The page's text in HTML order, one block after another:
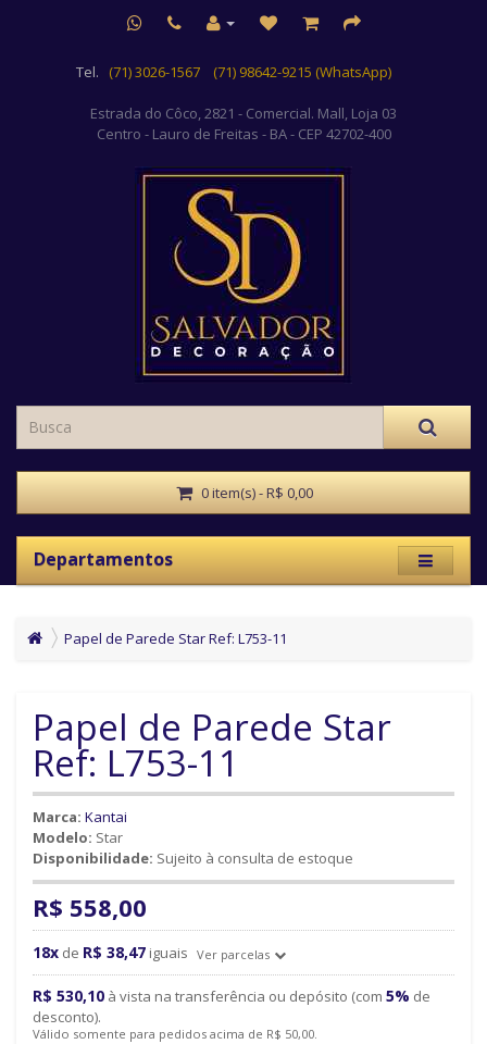
Tel. (71) 3026-1567 (71) 98642-9215 (WhatsApp)
Estrada do Côco, 2821 - Comercial. Mall, Loja 03
Centro - Lauro de Freitas - BA - CEP 42702-400
0 item(s) - R$ 0,00
Departamentos
Papel de Parede Star Ref: L753-11
Papel de Parede Star
Ref: L753-11
Marca: Kantai
Modelo: Star
Disponibilidade: Sujeito à consulta de estoque
R$ 558,00
18x de R$ 38,47 iguais Ver parcelas
R$ 530,10 à vista na transferência ou depósito (com 5% de
desconto).
Válido somente para pedidos acima de R$ 50,00.